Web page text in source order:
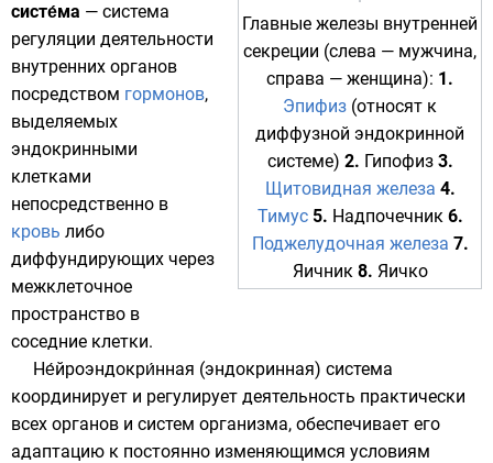
Главные железы внутренней
секреции (слева — мужчина,
справа — женщина): 1.
Эпифиз (относят к
диффузной эндокринной
системе) 2. Гипофиз 3.
Щитовидная железа 4.
Тимус 5. Надпочечник 6.
Поджелудочная железа 7.
Яичник 8. Яичко
систе́ма — система
регуляции деятельности
внутренних органов
посредством гормонов,
выделяемых
эндокринными
клетками
непосредственно в
кровь либо
диффундирующих через
межклеточное
пространство в
соседние клетки.
Не́йроэндокри́нная (эндокринная) система
координирует и регулирует деятельность практически
всех органов и систем организма, обеспечивает его
адаптацию к постоянно изменяющимся условиям